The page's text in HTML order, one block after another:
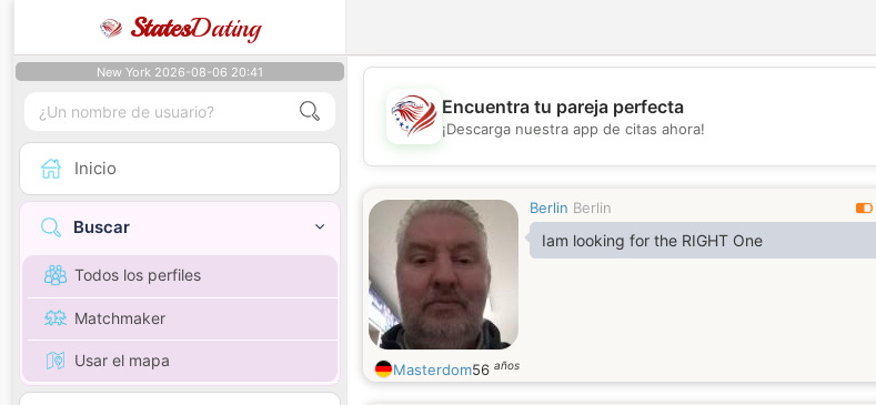
StatesDating
New York 2026-08-06 20:41
Inicio
Buscar
Todos los perfiles
Matchmaker
Usar el mapa
💖
Encuentra tu pareja perfecta
¡Descarga nuestra app de citas ahora!
Berlin Berlin
Iam looking for the RIGHT One
Masterdom56 años